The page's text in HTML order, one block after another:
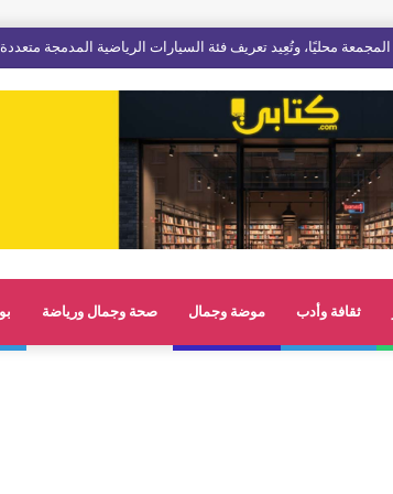
محليًا، وتُعِيد تعريف فئة السيارات الرياضية المدمجة
ثقافة وأدب موضة وجمال صحة وجمال ورياضة